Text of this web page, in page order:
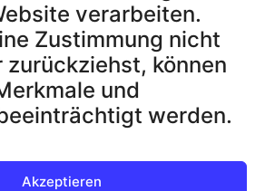
verarbeiten.
Zustimmung nicht
können
und
werden.
Akzeptieren
& INFOS